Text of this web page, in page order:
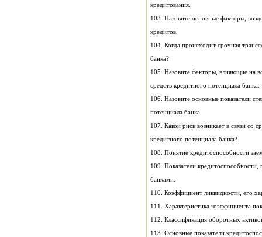
кредитования.
103. Назовите основные факторы,
кредитов.
104. Когда происходит срочная
банка?
105. Назовите факторы, влияющие на
средств кредитного потенциала банка.
106. Назовите основные показатели
потенциала банка.
107. Какой риск возникает в связи со
кредитного потенциала банка?
108. Понятие кредитоспособности
109. Показатели
банками.
110. Коэффициент
111. Характеристика коэффициента
112. Классификация оборотных
113. Основные показатели